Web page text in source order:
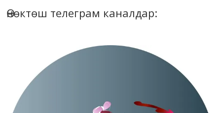
Өнөктөш телеграм каналдар: